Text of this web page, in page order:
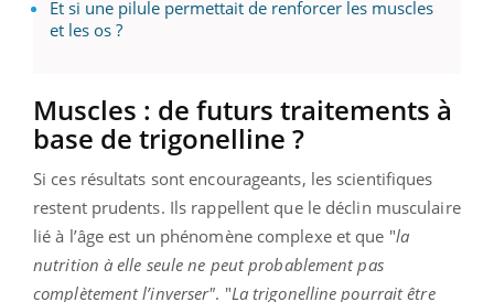
Et si une pilule permettait de renforcer les muscles
et les os ?
Muscles : de futurs traitements à
base de trigonelline ?
Si ces résultats sont encourageants, les scientifiques
restent prudents. Ils rappellent que le déclin musculaire
lié à l’âge est un phénomène complexe et que "la
nutrition à elle seule ne peut probablement pas
complètement l’inverser". "La trigonelline pourrait être